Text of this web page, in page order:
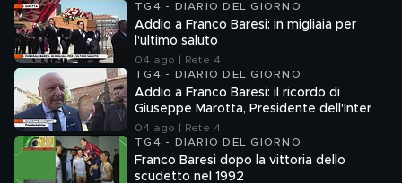
TG4 - DIARIO DEL GIORNO
Addio a Franco Baresi: in migliaia per
l'ultimo saluto
04 ago | Rete 4
TG4 - DIARIO DEL GIORNO
Addio a Franco Baresi: il ricordo di
Giuseppe Marotta, Presidente dell'Inter
04 ago | Rete 4
TG4 - DIARIO DEL GIORNO
Franco Baresi dopo la vittoria dello
scudetto nel 1992